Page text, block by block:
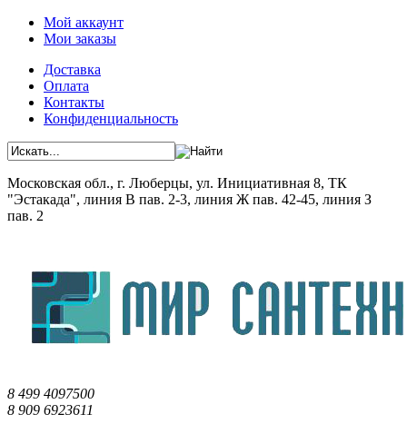
Мой аккаунт
Мои заказы
Доставка
Оплата
Контакты
Конфиденциальность
Московская обл., г. Люберцы, ул. Инициативная 8, ТК
"Эстакада", линия В пав. 2-3, линия Ж пав. 42-45, линия З
пав. 2
8 499 4097500
8 909 6923611